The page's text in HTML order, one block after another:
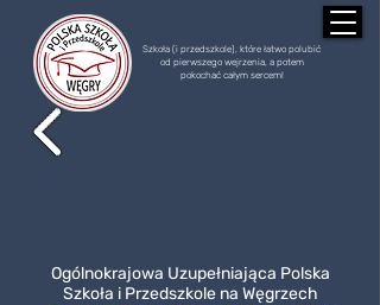
Szkoła (i przedszkole), które łatwo polubić
od pierwszego wejrzenia, a potem
pokochać całym sercem!
Ogólnokrajowa Uzupełniająca Polska
Szkoła i Przedszkole na Węgrzech